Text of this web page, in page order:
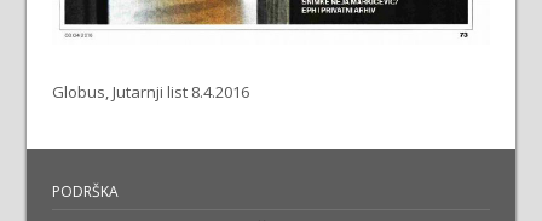
Globus, Jutarnji list 8.4.2016
PODRŠKA